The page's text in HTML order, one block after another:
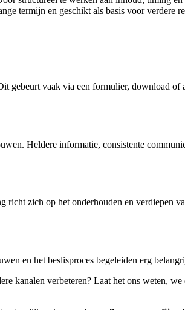
termijn en geschikt als basis voor verdere
gebeurt vaak via een formulier, download
Heldere informatie, consistente
zich op het onderhouden en verdiepen
en het beslisproces begeleiden erg
kanalen verbeteren? Laat het ons weten,